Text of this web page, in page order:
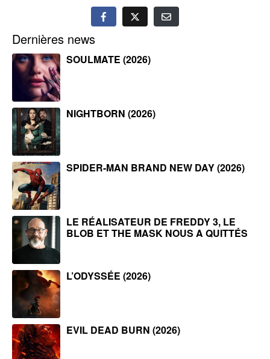
Dernières news
SOULMATE (2026)
NIGHTBORN (2026)
SPIDER-MAN BRAND NEW DAY (2026)
LE RÉALISATEUR DE FREDDY 3, LE
BLOB ET THE MASK NOUS A QUITTÉS
L’ODYSSÉE (2026)
EVIL DEAD BURN (2026)